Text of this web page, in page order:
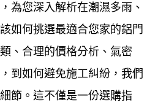
挑選到施工完成，每個環
產品品質達到最高標
為您深入解析在潮濕多雨、
如何挑選最適合您家的鋁門
、合理的價格分析、氣密
到如何避免施工糾紛，我們
節。這不僅是一份選購指